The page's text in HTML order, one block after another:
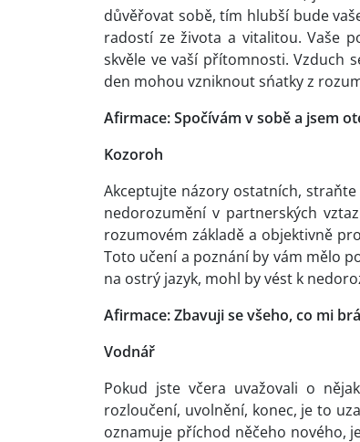
důvěřovat sobě, tím hlubší bude
radostí ze života a vitalitou. Vaše
skvěle ve vaší přítomnosti. Vzduch
den mohou vzniknout sńatky z
Afirmace: Spočívám v sobě a jsem
Kozoroh
Akceptujte názory ostatních,
nedorozumění v partnerských
rozumovém základě a objektivně
Toto učení a poznání by vám mělo
na ostrý jazyk, mohl by vést k
Afirmace: Zbavuji se všeho, co mi
Vodnář
Pokud jste včera uvažovali o
rozloučení, uvolnění, konec, je to
oznamuje příchod něčeho nového,